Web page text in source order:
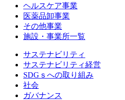
ヘルスケア事業
医薬品卸事業
その他事業
施設・事業所一覧
サステナビリティ
サステナビリティ経営
SDGｓへの取り組み
社会
ガバナンス